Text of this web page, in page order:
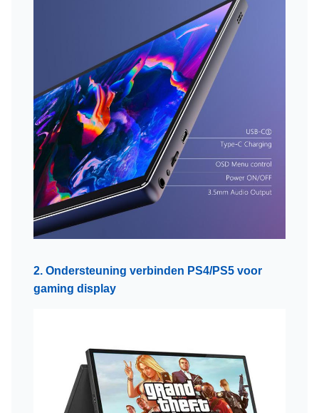
2. Ondersteuning verbinden PS4/PS5 voor
gaming display